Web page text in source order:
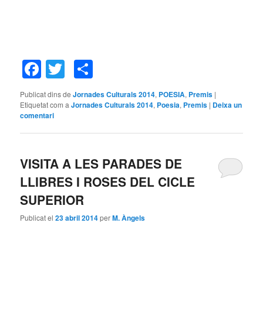
Facebook
Twitter
Publicat dins de Jornades Culturals 2014, POESIA, Premis |
Etiquetat com a Jornades Culturals 2014, Poesia, Premis | Deixa un
comentari
VISITA A LES PARADES DE
LLIBRES I ROSES DEL CICLE
SUPERIOR
Publicat el23 abril 2014perM. Àngels